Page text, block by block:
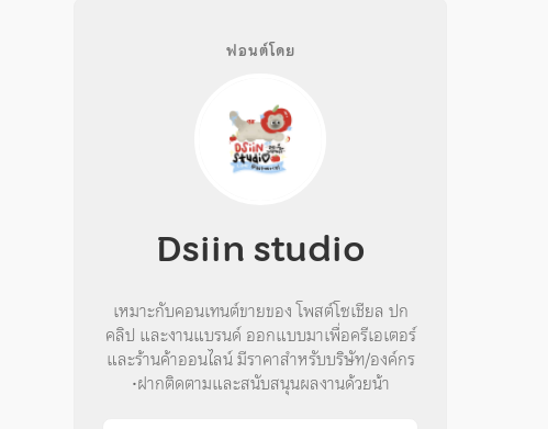
ฟอนต์โดย
Dsiin studio
เหมาะกับคอนเทนต์ขายของ โพสต์โซเชียล ปก
คลิป และงานแบรนด์ ออกแบบมาเพื่อครีเอเตอร์
และร้านค้าออนไลน์ มีราคาสำหรับบริษัท/องค์กร
•ฝากติดตามและสนับสนุนผลงานด้วยน้า